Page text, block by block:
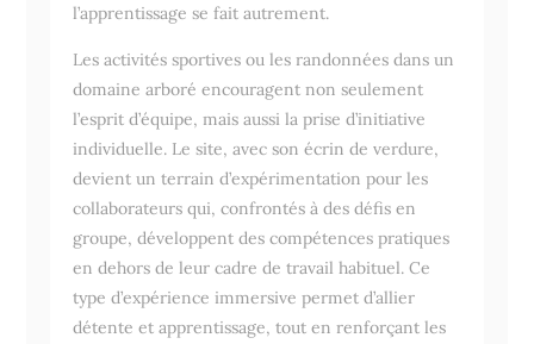
l’apprentissage se fait autrement.
Les activités sportives ou les randonnées dans un
domaine arboré encouragent non seulement
l’esprit d’équipe, mais aussi la prise d’initiative
individuelle. Le site, avec son écrin de verdure,
devient un terrain d’expérimentation pour les
collaborateurs qui, confrontés à des défis en
groupe, développent des compétences pratiques
en dehors de leur cadre de travail habituel. Ce
type d’expérience immersive permet d’allier
détente et apprentissage, tout en renforçant les